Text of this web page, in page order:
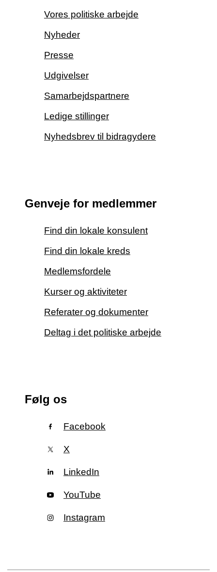
Vores politiske arbejde
Nyheder
Presse
Udgivelser
Samarbejdspartnere
Ledige stillinger
Nyhedsbrev til bidragydere
Genveje for medlemmer
Find din lokale konsulent
Find din lokale kreds
Medlemsfordele
Kurser og aktiviteter
Referater og dokumenter
Deltag i det politiske arbejde
Følg os
Facebook
X
LinkedIn
YouTube
Instagram